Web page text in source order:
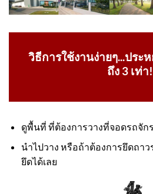
วิธีการใช้งานง่ายๆ...ประ
ถึง 3 เท่า
ดูพื้นที่ ที่ต้องการวางที่จอดรถจัก
นำไปวาง หรือถ้าต้องการยึดถาว
ยึดได้เลย